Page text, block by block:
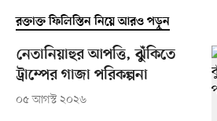
রক্তাক্ত ফিলিস্তিন নিয়ে আরও পড়ুন
নেতানিয়াহুর আপত্তি, ঝুঁকিতে
ট্রাম্পের গাজা পরিকল্পনা
০৫ আগস্ট ২০২৬